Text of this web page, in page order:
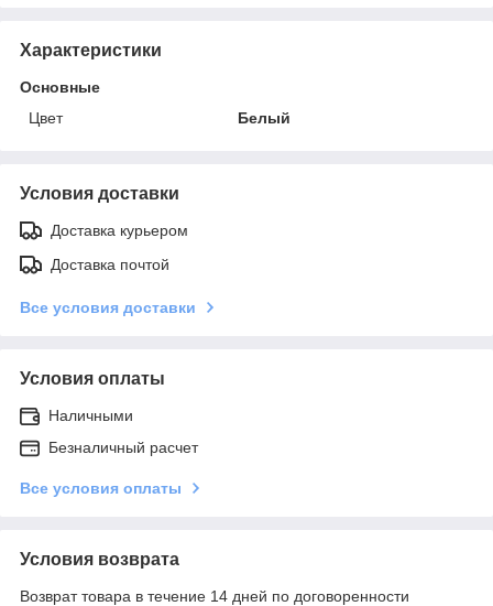
Характеристики
Основные
Цвет
Белый
Условия доставки
Доставка курьером
Доставка почтой
Все условия доставки
Условия оплаты
Наличными
Безналичный расчет
Все условия оплаты
Условия возврата
Возврат товара в течение 14 дней по договоренности